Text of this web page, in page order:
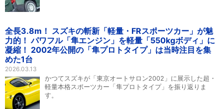
全長3.8m！ スズキの斬新「軽量・FRスポーツカー」が魅
力的！ パワフル「隼エンジン」を軽量「550kgボディ」に
凝縮！ 2002年公開の「隼プロトタイプ」は当時注目を集
めた1台
2026.03.13
かつてスズキが「東京オートサロン2002」に展示した超・
軽量本格スポーツカー「隼プロトタイプ」を振り返りま
す。